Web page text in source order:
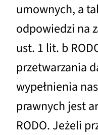
umownych, a
odpowiedzi na
ust. 1 lit. b
przetwarzania
wypełnienia
prawnych jest
RODO. Jeżeli